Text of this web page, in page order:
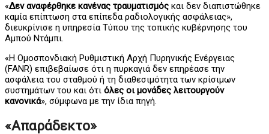
«Δεν αναφέρθηκε κανένας τραυματισμός και δεν διαπιστώθηκε
καμία επίπτωση στα επίπεδα ραδιολογικής ασφάλειας»,
διευκρίνισε η υπηρεσία Τύπου της τοπικής κυβέρνησης του
Αμπού Ντάμπι.
«Η Ομοσπονδιακή Ρυθμιστική Αρχή Πυρηνικής Ενέργειας
(FANR) επιβεβαίωσε ότι η πυρκαγιά δεν επηρέασε την
ασφάλεια του σταθμού ή τη διαθεσιμότητα των κρίσιμων
συστημάτων του και ότι όλες οι μονάδες λειτουργούν
κανονικά», σύμφωνα με την ίδια πηγή.
«Απαράδεκτο»